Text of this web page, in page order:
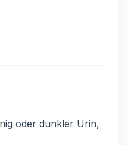
oder dunkler Urin,